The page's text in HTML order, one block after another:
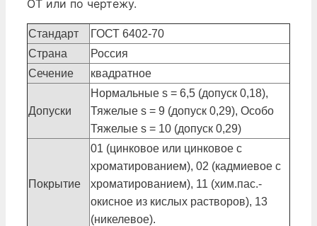
ОТ или по чертежу.
Стандарт
ГОСТ 6402-70
Страна
Россия
Сечение
квадратное
Допуски
Нормальные s = 6,5 (допуск 0,18),
Тяжелые s = 9 (допуск 0,29), Особо
Тяжелые s = 10 (допуск 0,29)
Покрытие
01 (цинковое или цинковое с
хроматированием), 02 (кадмиевое с
хроматированием), 11 (хим.пас.-
окисное из кислых растворов), 13
(никелевое).